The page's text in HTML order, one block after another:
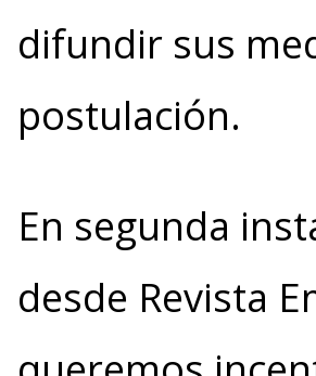
difundir sus
postulación.
En segunda
desde Revista